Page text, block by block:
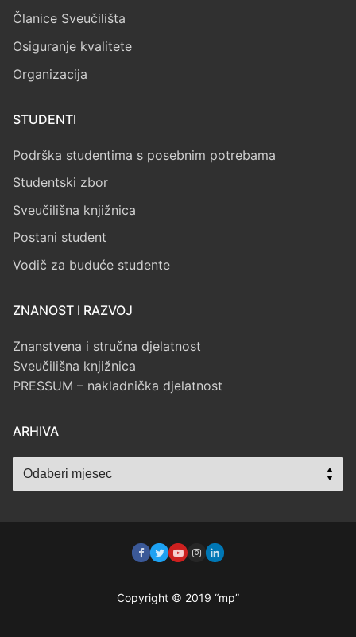
Članice Sveučilišta
Osiguranje kvalitete
Organizacija
STUDENTI
Podrška studentima s posebnim potrebama
Studentski zbor
Sveučilišna knjižnica
Postani student
Vodič za buduće studente
ZNANOST I RAZVOJ
Znanstvena i stručna djelatnost
Sveučilišna knjižnica
PRESSUM – nakladnička djelatnost
ARHIVA
Arhiva
Copyright © 2019 “mp”